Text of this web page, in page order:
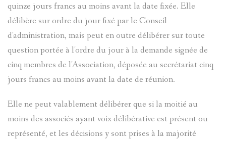
quinze jours francs au moins avant la date fixée. Elle
délibère sur ordre du jour fixé par le Conseil
d'administration, mais peut en outre délibérer sur toute
question portée à l'ordre du jour à la demande signée de
cinq membres de l'Association, déposée au secrétariat cinq
jours francs au moins avant la date de réunion.
Elle ne peut valablement délibérer que si la moitié au
moins des associés ayant voix délibérative est présent ou
représenté, et les décisions y sont prises à la majorité